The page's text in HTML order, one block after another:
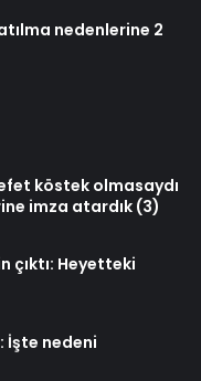
nedenlerine 2
köstek olmasaydı
imza atardık (3)
çıktı: Heyetteki
İşte nedeni